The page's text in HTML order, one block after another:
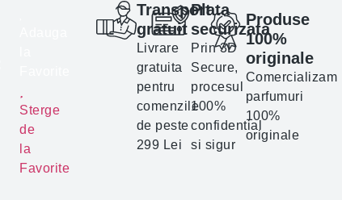
Sterge
de
la
Favorite
Transport
gratuit
Livrare
gratuita
pentru
comenzile
de peste
299 Lei
Plata
securizata
Prin 3D
Secure,
procesul
100%
confidential
si sigur
Produse
100%
originale
Comercializam
parfumuri
100%
originale